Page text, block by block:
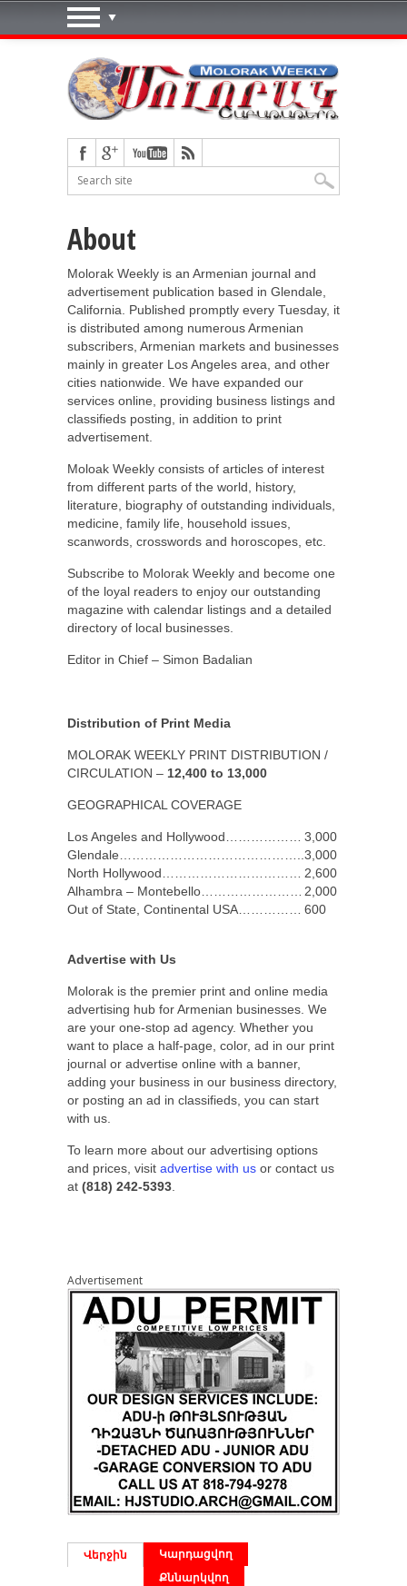
About
Molorak Weekly is an Armenian journal and
advertisement publication based in Glendale,
California. Published promptly every Tuesday, it
is distributed among numerous Armenian
subscribers, Armenian markets and businesses
mainly in greater Los Angeles area, and other
cities nationwide. We have expanded our
services online, providing business listings and
classifieds posting, in addition to print
advertisement.
Moloak Weekly consists of articles of interest
from different parts of the world, history,
literature, biography of outstanding individuals,
medicine, family life, household issues,
scanwords, crosswords and horoscopes, etc.
Subscribe to Molorak Weekly and become one
of the loyal readers to enjoy our outstanding
magazine with calendar listings and a detailed
directory of local businesses.
Editor in Chief – Simon Badalian
Distribution of Print Media
MOLORAK WEEKLY PRINT DISTRIBUTION /
CIRCULATION – 12,400 to 13,000
GEOGRAPHICAL COVERAGE
Los Angeles and Hollywood………………
3,000
Glendale…………………………………….. 3,000
North Hollywood……………………………
2,600 – 3,000
Alhambra – Montebello……………………
2,000
Out of State, Continental USA……………
600
Advertise with Us
Molorak is the premier print and online media
advertising hub for Armenian businesses. We
are your one-stop ad agency. Whether you
want to place a half-page, color, ad in our print
journal or advertise online with a banner,
adding your business in our business directory,
or posting an ad in classifieds, you can start
with us.
To learn more about our advertising options
and prices, visit advertise with us or contact us
at (818) 242-5393
Advertisement
Վերջին
Կարդացվող
Քննարկվող